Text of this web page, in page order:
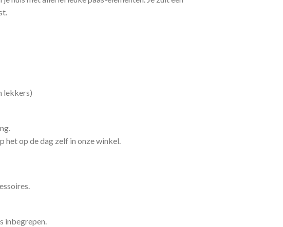
lekkers)
het op de dag zelf in onze winkel.
inbegrepen.